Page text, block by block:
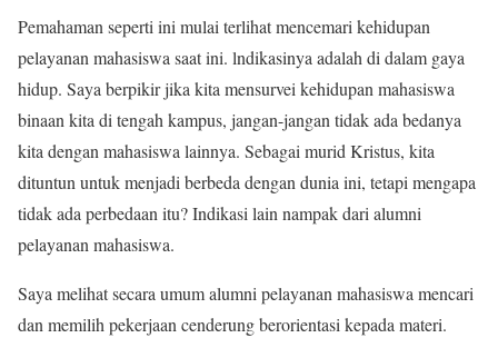
Pemahaman seperti ini mulai terlihat mencemari kehidupan
pelayanan mahasiswa saat ini. lndikasinya adalah di dalam gaya
hidup. Saya berpikir jika kita mensurvei kehidupan mahasiswa
binaan kita di tengah kampus, jangan-jangan tidak ada bedanya
kita dengan mahasiswa lainnya. Sebagai murid Kristus, kita
dituntun untuk menjadi berbeda dengan dunia ini, tetapi mengapa
tidak ada perbedaan itu? Indikasi lain nampak dari alumni
pelayanan mahasiswa.
Saya melihat secara umum alumni pelayanan mahasiswa mencari
dan memilih pekerjaan cenderung berorientasi kepada materi.